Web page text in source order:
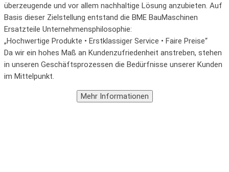
überzeugende und vor allem nachhaltige Lösung anzubieten. Auf
Basis dieser Zielstellung entstand die BME BauMaschinen
Ersatzteile Unternehmensphilosophie:
„Hochwertige Produkte • Erstklassiger Service • Faire Preise“
Da wir ein hohes Maß an Kundenzufriedenheit anstreben, stehen
in unseren Geschäftsprozessen die Bedürfnisse unserer Kunden
im Mittelpunkt.